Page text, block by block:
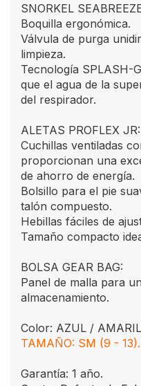
SNORKEL
Boquilla ergonómica.
Válvula de purga
limpieza.
Tecnología SPLASH-
que el agua de la
del respirador.
ALETAS PROFLEX JR:
Cuchillas ventiladas
proporcionan una
de ahorro de energía.
Bolsillo para el pie
talón compuesto.
Hebillas fáciles de
Tamaño compacto
BOLSA GEAR BAG:
Panel de malla para
almacenamiento.
Color: AZUL /
TAMAÑO: SM (9 - 13).
Garantía: 1 año.